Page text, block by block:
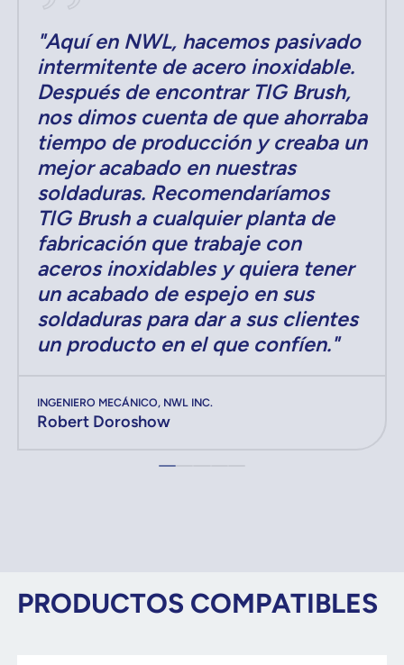
"Aquí en NWL, hacemos pasivado
intermitente de acero inoxidable.
Después de encontrar TIG Brush,
nos dimos cuenta de que ahorraba
tiempo de producción y creaba un
mejor acabado en nuestras
soldaduras. Recomendaríamos
TIG Brush a cualquier planta de
fabricación que trabaje con
aceros inoxidables y quiera tener
un acabado de espejo en sus
soldaduras para dar a sus clientes
un producto en el que confíen."
INGENIERO MECÁNICO, NWL INC.
Robert Doroshow
PRODUCTOS COMPATIBLES